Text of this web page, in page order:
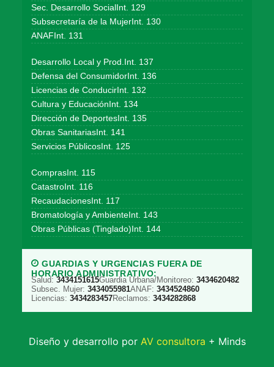
Sec. Desarrollo SocialInt. 129
Subsecretaría de la MujerInt. 130
ANAFInt. 131
Desarrollo Local y Prod.Int. 137
Defensa del ConsumidorInt. 136
Licencias de ConducirInt. 132
Cultura y EducaciónInt. 134
Dirección de DeportesInt. 135
Obras SanitariasInt. 141
Servicios PúblicosInt. 125
ComprasInt. 115
CatastroInt. 116
RecaudacionesInt. 117
Bromatología y AmbienteInt. 143
Obras Públicas (Tinglado)Int. 144
GUARDIAS Y URGENCIAS FUERA DE
HORARIO ADMINISTRATIVO:
Salud: 3434151615Guardia Urbana/Monitoreo: 3434620482
Subsec. Mujer: 3434055981ANAF: 3434524860
Licencias: 3434283457Reclamos: 3434282868
Diseño y desarrollo por AV consultora + Minds